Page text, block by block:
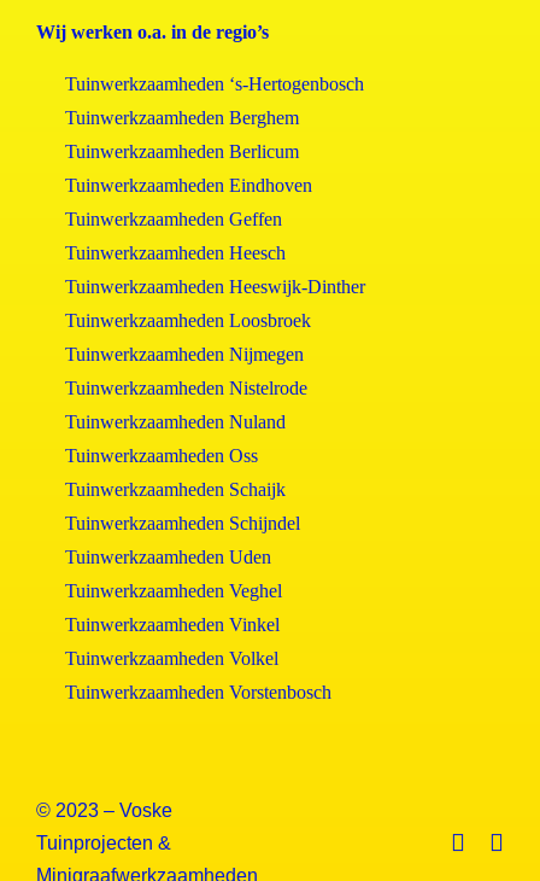
Wij werken o.a. in de regio’s
Tuinwerkzaamheden ‘s-Hertogenbosch
Tuinwerkzaamheden Berghem
Tuinwerkzaamheden Berlicum
Tuinwerkzaamheden Eindhoven
Tuinwerkzaamheden Geffen
Tuinwerkzaamheden Heesch
Tuinwerkzaamheden Heeswijk-Dinther
Tuinwerkzaamheden Loosbroek
Tuinwerkzaamheden Nijmegen
Tuinwerkzaamheden Nistelrode
Tuinwerkzaamheden Nuland
Tuinwerkzaamheden Oss
Tuinwerkzaamheden Schaijk
Tuinwerkzaamheden Schijndel
Tuinwerkzaamheden Uden
Tuinwerkzaamheden Veghel
Tuinwerkzaamheden Vinkel
Tuinwerkzaamheden Volkel
Tuinwerkzaamheden Vorstenbosch
© 2023 – Voske
Tuinprojecten &
Minigraafwerkzaamheden